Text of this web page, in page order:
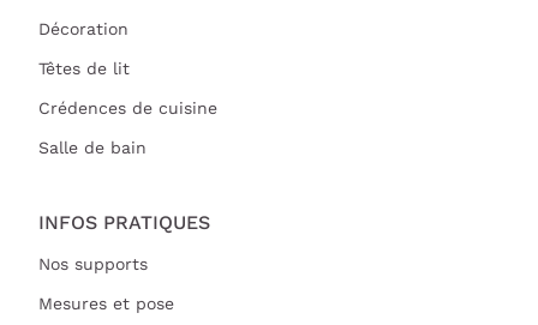
Décoration
Têtes de lit
Crédences de cuisine
Salle de bain
INFOS PRATIQUES
Nos supports
Mesures et pose